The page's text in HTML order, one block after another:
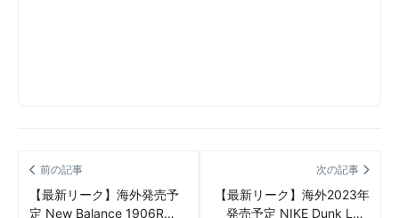
前の記事
【最新リーク】海外発売予
定 New Balance 1906R
次の記事
【最新リーク】海外2023年
発売予定 NIKE Dunk Low